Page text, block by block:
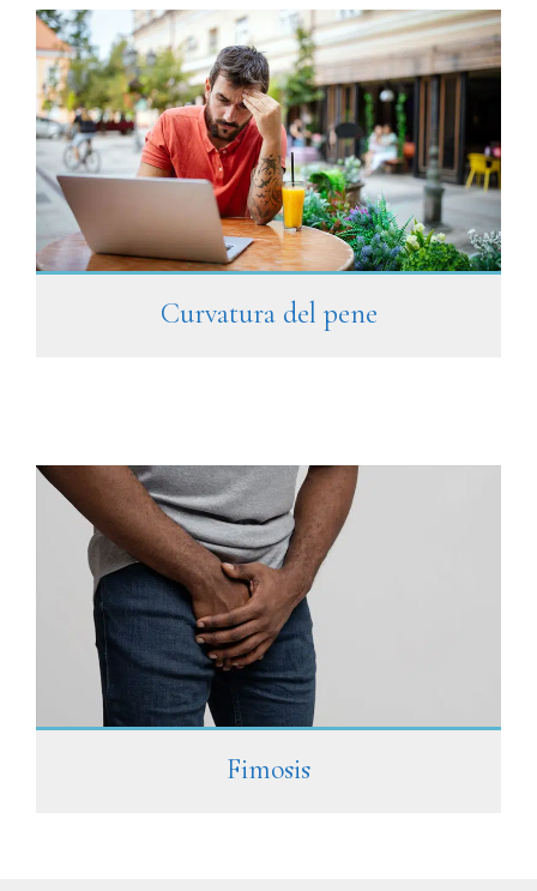
Curvatura del pene
Fimosis